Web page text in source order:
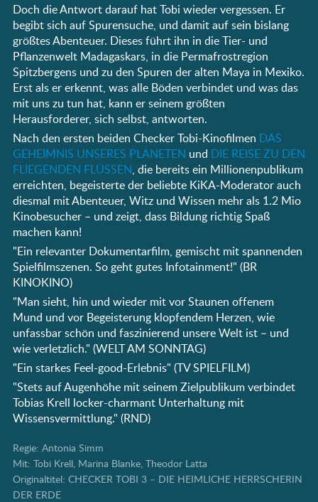
Doch die Antwort darauf hat Tobi wieder vergessen. Er
begibt sich auf Spurensuche, und damit auf sein bislang
größtes Abenteuer. Dieses führt ihn in die Tier- und
Pflanzenwelt Madagaskars, in die Permafrostregion
Spitzbergens und zu den Spuren der alten Maya in Mexiko.
Erst als er erkennt, was alle Böden verbindet und was das
mit uns zu tun hat, kann er seinem größten
Herausforderer, sich selbst, antworten.
Nach den ersten beiden Checker Tobi-Kinofilmen DAS
GEHEIMNIS UNSERES PLANETEN und DIE REISE ZU DEN
FLIEGENDEN FLÜSSEN, die bereits ein Millionenpublikum
erreichten, begeisterte der beliebte KiKA-Moderator auch
diesmal mit Abenteuer, Witz und Wissen mehr als 1.2 Mio
Kinobesucher – und zeigt, dass Bildung richtig Spaß
machen kann!
"Ein relevanter Dokumentarfilm, gemischt mit spannenden
Spielfilmszenen. So geht gutes Infotainment!" (BR
KINOKINO)
"Man sieht, hin und wieder mit vor Staunen offenem
Mund und vor Begeisterung klopfendem Herzen, wie
unfassbar schön und faszinierend unsere Welt ist – und
wie verletzlich." (WELT AM SONNTAG)
"Ein starkes Feel-good-Erlebnis" (TV SPIELFILM)
"Stets auf Augenhöhe mit seinem Zielpublikum verbindet
Tobias Krell locker-charmant Unterhaltung mit
Wissensvermittlung." (RND)
Regie: Antonia Simm
Mit: Tobi Krell, Marina Blanke, Theodor Latta
Originaltitel: CHECKER TOBI 3 – DIE HEIMLICHE HERRSCHERIN
DER ERDE